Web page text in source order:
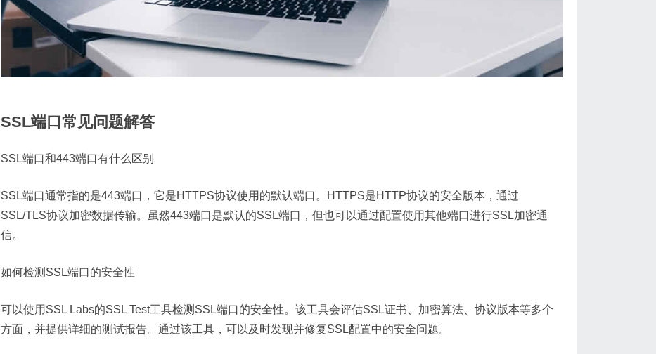
SSL端口常见问题解答
SSL端口和443端口有什么区别
SSL端口通常指的是443端口，它是HTTPS协议使用的默认端口。HTTPS是HTTP协议的安全版本，通过
SSL/TLS协议加密数据传输。虽然443端口是默认的SSL端口，但也可以通过配置使用其他端口进行SSL加密通
信。
如何检测SSL端口的安全性
可以使用SSL Labs的SSL Test工具检测SSL端口的安全性。该工具会评估SSL证书、加密算法、协议版本等多个
方面，并提供详细的测试报告。通过该工具，可以及时发现并修复SSL配置中的安全问题。